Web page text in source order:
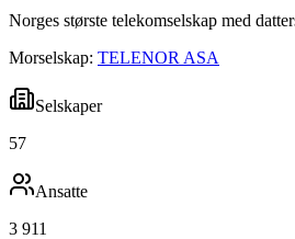
Norges største telekomselskap med
Morselskap: TELENOR ASA
Selskaper
57
Ansatte
3 911